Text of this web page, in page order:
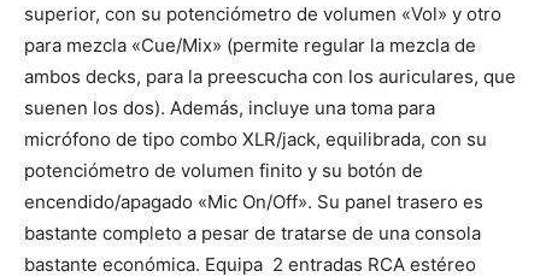
superior, con su potenciómetro de volumen «Vol» y otro
para mezcla «Cue/Mix» (permite regular la mezcla de
ambos decks, para la preescucha con los auriculares, que
suenen los dos). Además, incluye una toma para
micrófono de tipo combo XLR/jack, equilibrada, con su
potenciómetro de volumen finito y su botón de
encendido/apagado «Mic On/Off». Su panel trasero es
bastante completo a pesar de tratarse de una consola
bastante económica. Equipa 2 entradas RCA estéreo